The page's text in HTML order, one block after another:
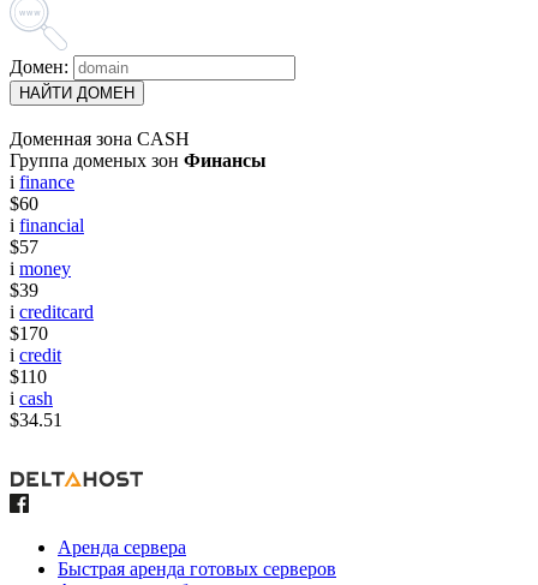
Домен:
НАЙТИ ДОМЕН
Доменная зона CASH
Группа доменых зон Финансы
i finance
$60
i financial
$57
i money
$39
i creditcard
$170
i credit
$110
i cash
$34.51
Аренда сервера
Быстрая аренда готовых серверов